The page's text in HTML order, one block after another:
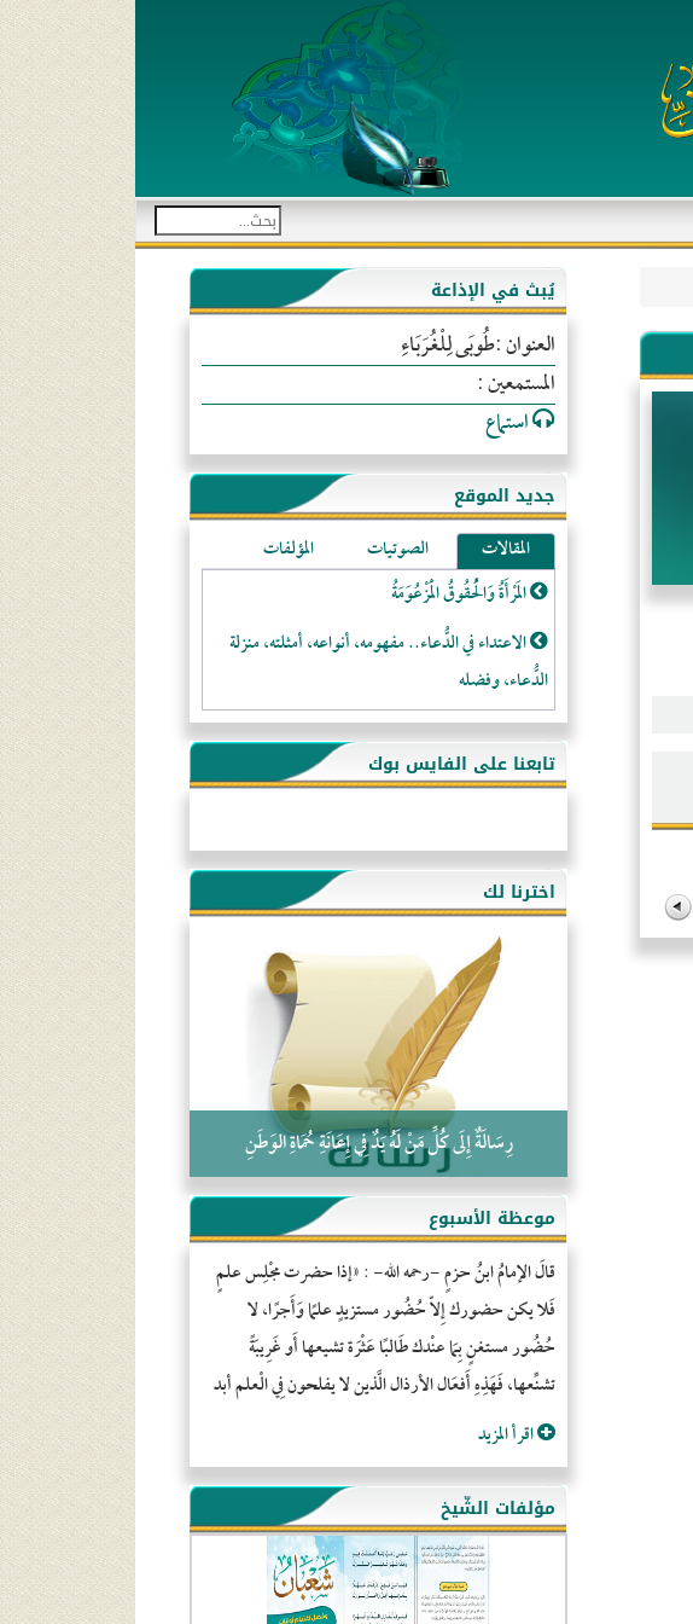
يُبث في الإذاعة
العنوان :طُوبَى لِلْغُرَبَاءِ
المستمعين :
استماع
جديد الموقع
المقالات الصوتيات
المؤلفات
المَرْأَةُ وَالْحُقُوقُ الْمَزْعُوَمَةُ
الاعتداء في الدُّعاء.. مفهومه، أنواعه، أمثلته، منزلة
الدُّعاء، وفضله
لا تتَّبعوا عورات الـمسلمين
فقه النَّصيحة عند الصَّحابة الكرام رضي الله عنهم
هذه سبيلنا فماذا تنقمون؟!
أُسُـسُ بَـيْـتِ الـمُسْـلِمِ
التَّعْلِيمُ القُرْآنِي
كلمة إلى إخواني السلفيين في الجزائر
تابعنا على الفايس بوك
اخترنا لك
رِسَالَةٌ إِلَى كُلِّ مَنْ لَهُ يَدٌ فِي إِعَانَةِ حُمَاةِ الوَطَنِ
موعظة الأسبوع
قالَ الإمامُ ابنُ حزمٍ -رحمه الله- : «إذا حضرت مجْلِس علمٍ
فَلا يكن حضورك إِلاّ حُضُور مستزيدٍ علمًا وَأَجرًا، لا
حُضُور مستغنٍ بِمَا عنْدك طَالبًا عَثْرَة تشيعها أَو غَرِيبَةً
تشنِّعها، فَهَذِهِ أَفعَال الأرذال الَّذين لا يفلحون فِي الْعلم أبد
اقرأ المزيد
مؤلفات الشّيخ